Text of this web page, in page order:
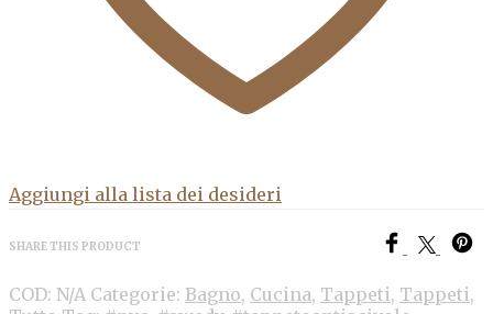
Aggiungi alla lista dei desideri
SHARE THIS PRODUCT
COD: N/A Categorie: Bagno, Cucina, Tappeti, Tappeti,